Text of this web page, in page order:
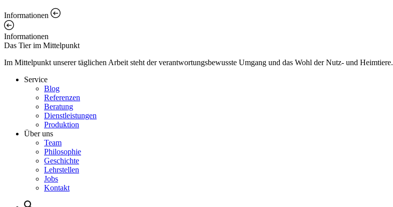
Informationen
Informationen
Das Tier im Mittelpunkt
Im Mittelpunkt unserer täglichen Arbeit steht der verantwortungsbewusste Umgang und das Wohl der Nutz- und Heimtiere.
Service
Blog
Referenzen
Beratung
Dienstleistungen
Produktion
Über uns
Team
Philosophie
Geschichte
Lehrstellen
Jobs
Kontakt